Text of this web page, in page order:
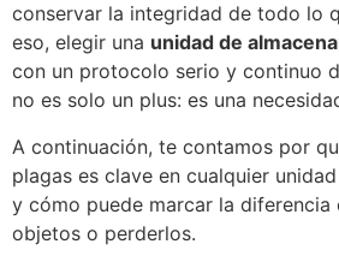
conservar la integridad de todo lo
eso, elegir una unidad de
con un protocolo serio y continuo
no es solo un plus: es una
A continuación, te contamos por
plagas es clave en cualquier
y cómo puede marcar la
objetos o perderlos.